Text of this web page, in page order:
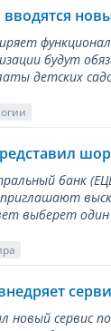
будут
детских
банк
выберет один
новый сервис